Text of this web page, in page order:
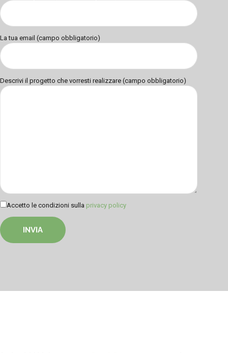
La tua email (campo obbligatorio)
Descrivi il progetto che vorresti realizzare (campo obbligatorio)
Accetto le condizioni sulla privacy policy